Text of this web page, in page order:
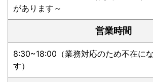
があります～
営業時間
8:30~18:00（業務対応のため不在に
す）